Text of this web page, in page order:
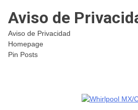
Aviso de
Aviso de Privacidad
Homepage
Pin Posts